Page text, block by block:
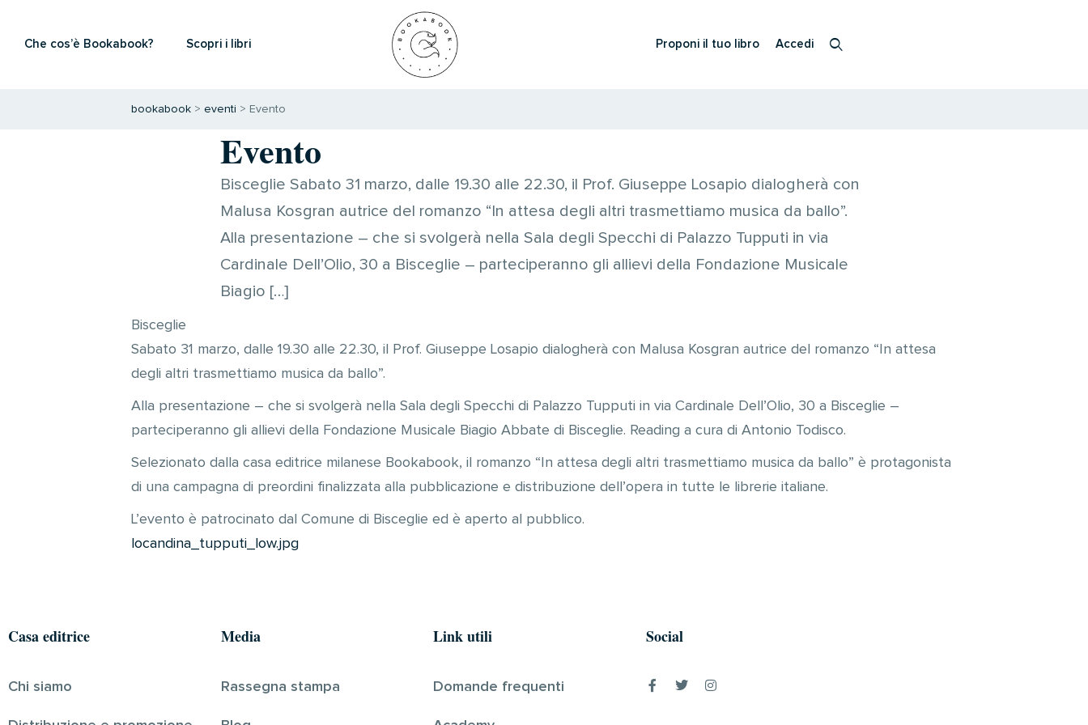
Che cos’è Bookabook? Scopri i libri Proponi il tuo libro Accedi
bookabook > eventi > Evento
Evento
Bisceglie Sabato 31 marzo, dalle 19.30 alle 22.30, il Prof. Giuseppe Losapio dialogherà con
Malusa Kosgran autrice del romanzo “In attesa degli altri trasmettiamo musica da ballo”.
Alla presentazione – che si svolgerà nella Sala degli Specchi di Palazzo Tupputi in via
Cardinale Dell’Olio, 30 a Bisceglie – parteciperanno gli allievi della Fondazione Musicale
Biagio […]
Bisceglie
Sabato 31 marzo, dalle 19.30 alle 22.30, il Prof. Giuseppe Losapio dialogherà con Malusa Kosgran autrice del romanzo “In attesa
degli altri trasmettiamo musica da ballo”.
Alla presentazione – che si svolgerà nella Sala degli Specchi di Palazzo Tupputi in via Cardinale Dell’Olio, 30 a Bisceglie –
parteciperanno gli allievi della Fondazione Musicale Biagio Abbate di Bisceglie. Reading a cura di Antonio Todisco.
Selezionato dalla casa editrice milanese Bookabook, il romanzo “In attesa degli altri trasmettiamo musica da ballo” è protagonista
di una campagna di preordini finalizzata alla pubblicazione e distribuzione dell’opera in tutte le librerie italiane.
L’evento è patrocinato dal Comune di Bisceglie ed è aperto al pubblico.
locandina_tupputi_low.jpg
Casa editrice
Chi siamo
Media
Rassegna stampa
Link utili
Domande frequenti
Social